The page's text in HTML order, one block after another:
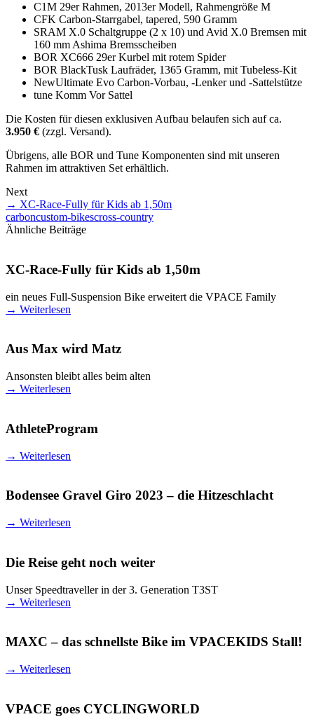
C1M 29er Rahmen, 2013er Modell, Rahmengröße M
CFK Carbon-Starrgabel, tapered, 590 Gramm
SRAM X.0 Schaltgruppe (2 x 10) und Avid X.0 Bremsen mit
160 mm Ashima Bremsscheiben
BOR XC666 29er Kurbel mit rotem Spider
BOR BlackTusk Laufräder, 1365 Gramm, mit Tubeless-Kit
NewUltimate Evo Carbon-Vorbau, -Lenker und -Sattelstütze
tune Komm Vor Sattel
Die Kosten für diesen exklusiven Aufbau belaufen sich auf ca.
3.950 € (zzgl. Versand).
Übrigens, alle BOR und Tune Komponenten sind mit unseren
Rahmen im attraktiven Set erhältlich.
Next
→ XC-Race-Fully für Kids ab 1,50m
carboncustom-bikescross-country
Ähnliche Beiträge
XC-Race-Fully für Kids ab 1,50m
ein neues Full-Suspension Bike erweitert die VPACE Family
→ Weiterlesen
Aus Max wird Matz
Ansonsten bleibt alles beim alten
→ Weiterlesen
AthleteProgram
→ Weiterlesen
Bodensee Gravel Giro 2023 – die Hitzeschlacht
→ Weiterlesen
Die Reise geht noch weiter
Unser Speedtraveller in der 3. Generation T3ST
→ Weiterlesen
MAXC – das schnellste Bike im VPACEKIDS Stall!
→ Weiterlesen
VPACE goes CYCLINGWORLD